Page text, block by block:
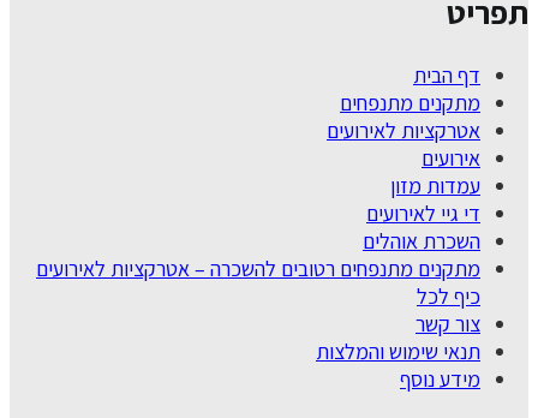
תפריט
דף הבית
מתקנים מתנפחים
אטרקציות לאירועים
אירועים
עמדות מזון
די גיי לאירועים
השכרת אוהלים
מתקנים מתנפחים רטובים להשכרה – אטרקציות לאירועים
כיף לכל
צור קשר
תנאי שימוש והמלצות
מידע נוסף